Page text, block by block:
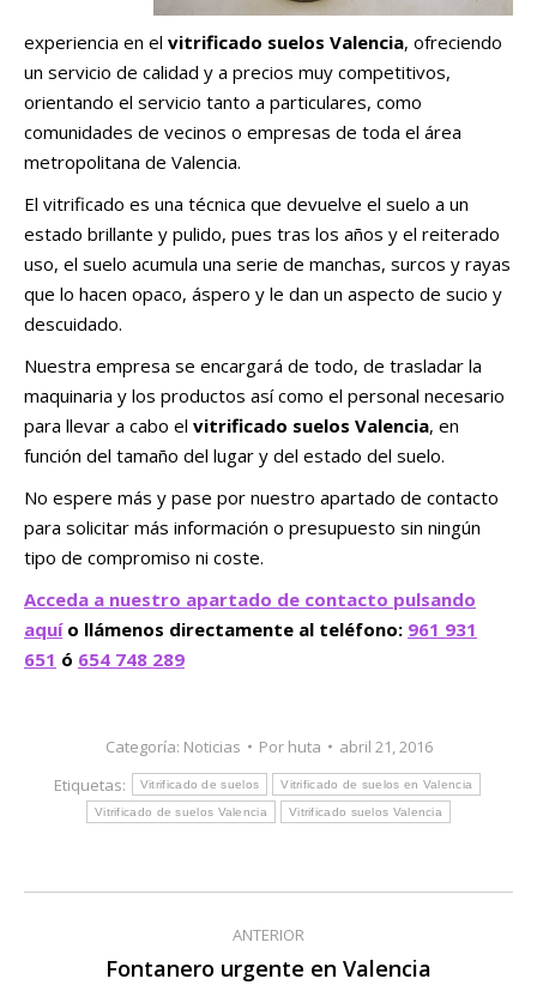
experiencia en el vitrificado suelos Valencia, ofreciendo
un servicio de calidad y a precios muy competitivos,
orientando el servicio tanto a particulares, como
comunidades de vecinos o empresas de toda el área
metropolitana de Valencia.
El vitrificado es una técnica que devuelve el suelo a un
estado brillante y pulido, pues tras los años y el reiterado
uso, el suelo acumula una serie de manchas, surcos y rayas
que lo hacen opaco, áspero y le dan un aspecto de sucio y
descuidado.
Nuestra empresa se encargará de todo, de trasladar la
maquinaria y los productos así como el personal necesario
para llevar a cabo el vitrificado suelos Valencia, en
función del tamaño del lugar y del estado del suelo.
No espere más y pase por nuestro apartado de contacto
para solicitar más información o presupuesto sin ningún
tipo de compromiso ni coste.
Acceda a nuestro apartado de contacto pulsando
aquío llámenos directamente al teléfono: 961 931
651 ó 654 748 289
Categoría: Noticias Por huta
abril 21, 2016
Etiquetas:
Vitrificado de suelos Vitrificado de suelos en Valencia
Vitrificado de suelos Valencia Vitrificado suelos Valencia
Navegación
entre
ANTERIOR
Publicación
Fontanero urgente en Valencia